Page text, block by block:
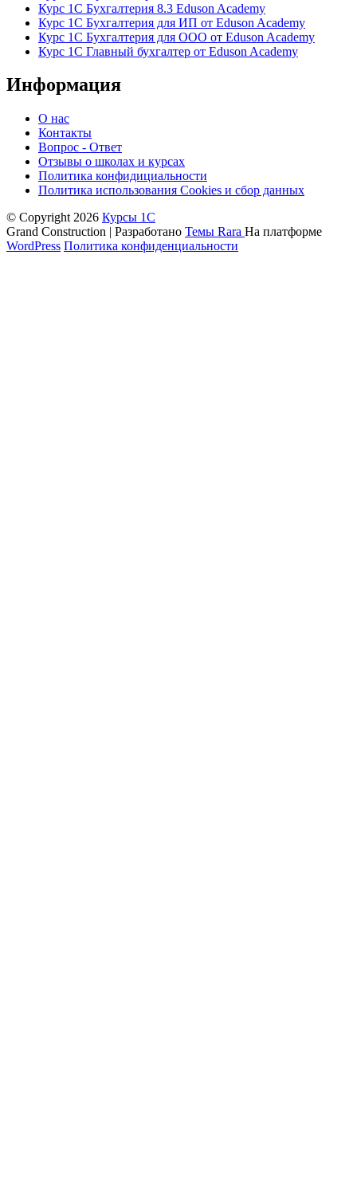
Курс 1С Бухгалтерия 8.3 Eduson Academy
Курс 1С Бухгалтерия для ИП от Eduson Academy
Курс 1С Бухгалтерия для ООО от Eduson Academy
Курс 1С Главный бухгалтер от Eduson Academy
Информация
О нас
Контакты
Вопрос - Ответ
Отзывы о школах и курсах
Политика конфидициальности
Политика использования Cookies и сбор данных
© Copyright 2026 Курсы 1С
Grand Construction | Разработано Темы Rara На платформе
WordPress Политика конфиденциальности